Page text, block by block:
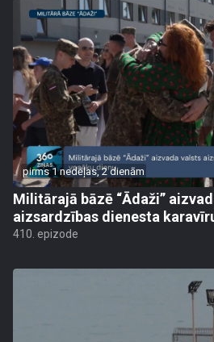
pirms 1 nedēļas, 2 dienām
Militārajā bāzē “Ādaži”
aizsardzības dienesta
410. epizode